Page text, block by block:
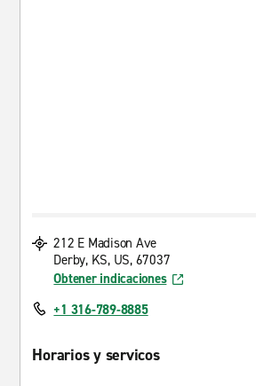
212 E Madison Ave
Derby, KS, US, 67037
Obtener indicaciones
+1 316-789-8885
Horarios y servicos